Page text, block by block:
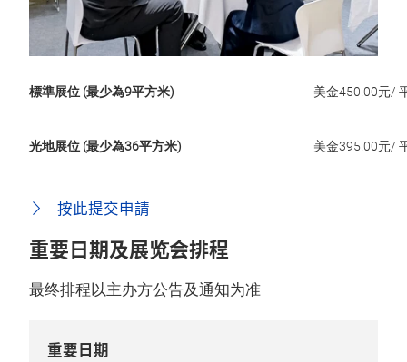
標準展位 (最少為9平方米) 美金450.00元/
光地展位 (最少為36平方米) 美金395.00元/
按此提交申請
重要日期及展览会排程
最终排程以主办方公告及通知为准
重要日期